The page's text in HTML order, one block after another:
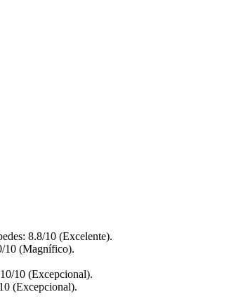
8.8/10 (Excelente).
10 (Magnífico).
10 (Excepcional).
(Excepcional).